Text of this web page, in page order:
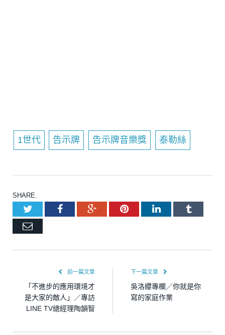
1世代 告示牌 告示牌音樂獎 泰勒絲
SHARE.
TwitterFacebookGoogle+PinterestLinkedInTumblr
Email
前一篇文章
「不進步的應用環境才
是大家的敵人」／專訪
LINE TV總經理陶韻智
下一篇文章
吳洛纓專欄／你就是你
寫的家庭作業